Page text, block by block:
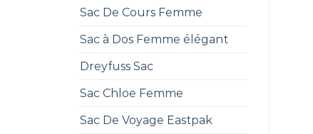
Sac De Cours Femme
Sac à Dos Femme élégant
Dreyfuss Sac
Sac Chloe Femme
Sac De Voyage Eastpak